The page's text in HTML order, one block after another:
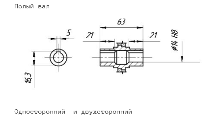
Полый вал
Односторонний и двухсторонний